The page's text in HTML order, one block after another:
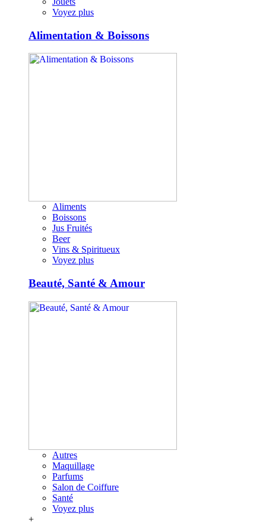
Voyez plus
Alimentation & Boissons
Aliments
Boissons
Jus Fruités
Beer
Vins & Spiritueux
Voyez plus
Beauté, Santé & Amour
Autres
Maquillage
Parfums
Salon de Coiffure
Santé
Voyez plus
+